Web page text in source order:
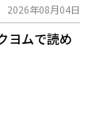
2026年08月04日
ヨムで読め